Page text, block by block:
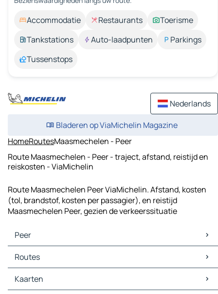
Accommodatie Restaurants
Toerisme
Tankstations
Auto-laadpunten
Parkings
Tussenstops
Nederlands
Bladeren op ViaMichelin Magazine
HomeRoutesMaasmechelen - Peer
Route Maasmechelen - Peer - traject, afstand, reistijd en
reiskosten - ViaMichelin
Route Maasmechelen Peer ViaMichelin. Afstand, kosten
(tol, brandstof, kosten per passagier), en reistijd
Maasmechelen Peer, gezien de verkeerssituatie
Peer
Peer Kaarten
Peer Verkeer
Peer Hotels
Peer Restaurants
Routes
Routes Peer - Hasselt
Routes Peer - Eindhoven
Kaarten